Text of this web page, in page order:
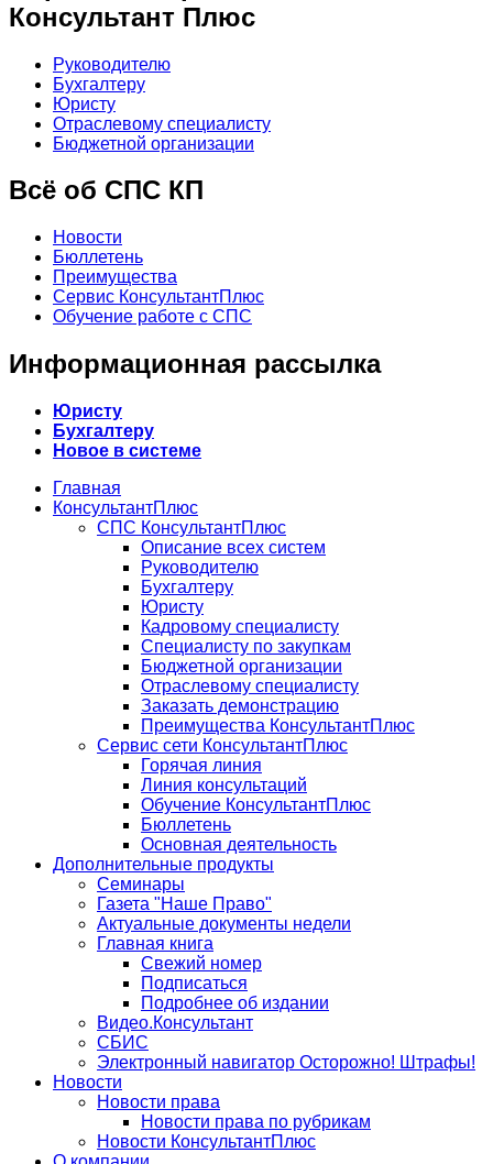
Консультант Плюс
Руководителю
Бухгалтеру
Юристу
Отраслевому специалисту
Бюджетной организации
Всё об СПС КП
Новости
Бюллетень
Преимущества
Сервис КонсультантПлюс
Обучение работе с СПС
Информационная рассылка
Юристу
Бухгалтеру
Новое в системе
Главная
КонсультантПлюс
СПС КонсультантПлюс
Описание всех систем
Руководителю
Бухгалтеру
Юристу
Кадровому специалисту
Специалисту по закупкам
Бюджетной организации
Отраслевому специалисту
Заказать демонстрацию
Преимущества КонсультантПлюс
Сервис сети КонсультантПлюс
Горячая линия
Линия консультаций
Обучение КонсультантПлюс
Бюллетень
Основная деятельность
Дополнительные продукты
Семинары
Газета "Наше Право"
Актуальные документы недели
Главная книга
Свежий номер
Подписаться
Подробнее об издании
Видео.Консультант
СБИС
Электронный навигатор Осторожно! Штрафы!
Новости
Новости права
Новости права по рубрикам
Новости КонсультантПлюс